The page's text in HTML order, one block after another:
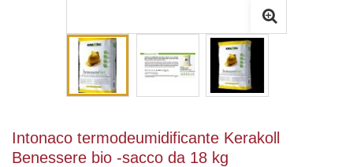
Intonaco termodeumidificante Kerakoll
Benessere bio -sacco da 18 kg